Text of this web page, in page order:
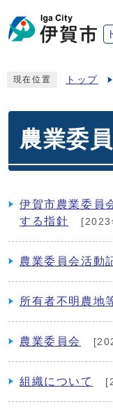
現在位置 トップ
農業委
伊賀市農業委員
する指針
[2023
農業委員会活動
所有者不明農地
農業委員会
組織について